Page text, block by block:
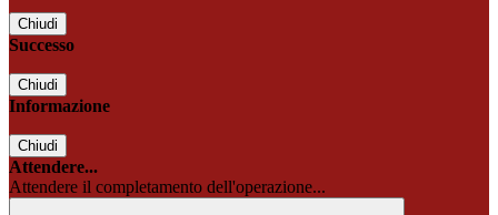
Chiudi
Successo
Chiudi
Informazione
Chiudi
Attendere...
Attendere il completamento dell'operazione...